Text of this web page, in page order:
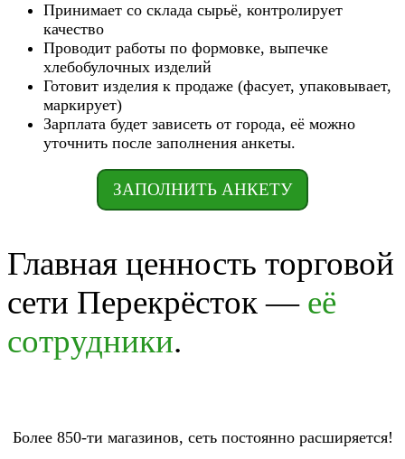
Принимает со склада сырьё, контролирует
качество
Проводит работы по формовке, выпечке
хлебобулочных изделий
Готовит изделия к продаже (фасует, упаковывает,
маркирует)
Зарплата будет зависеть от города, её можно
уточнить после заполнения анкеты.
ЗАПОЛНИТЬ АНКЕТУ
Главная ценность торговой
сети Перекрёсток — её
сотрудники.
Более 850-ти магазинов, сеть постоянно расширяется!